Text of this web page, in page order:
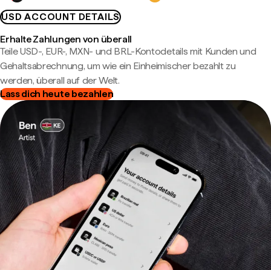
USD ACCOUNT DETAILS
Erhalte Zahlungen von überall
Teile USD-, EUR-, MXN- und BRL-Kontodetails mit Kunden und
Gehaltsabrechnung, um wie ein Einheimischer bezahlt zu
werden, überall auf der Welt.
Lass dich heute bezahlen